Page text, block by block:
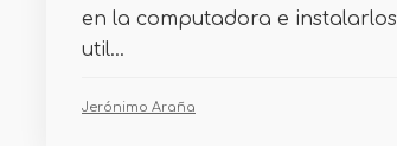
en la computadora e instalarlos
util...
Jerónimo Araña